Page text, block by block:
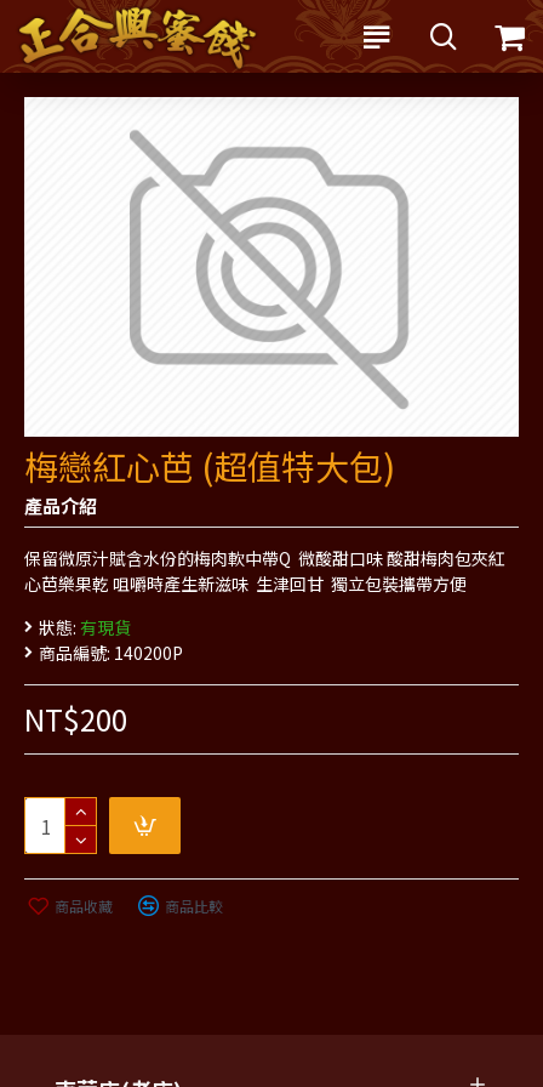
梅戀紅心芭 (超值特大包)
產品介紹
保留微原汁賦含水份的梅肉軟中帶Q 微酸甜口味 酸甜梅肉包夾紅
心芭樂果乾 咀嚼時產生新滋味 生津回甘 獨立包裝攜帶方便
狀態: 有現貨
商品編號: 140200P
NT$200
商品收藏 商品比較